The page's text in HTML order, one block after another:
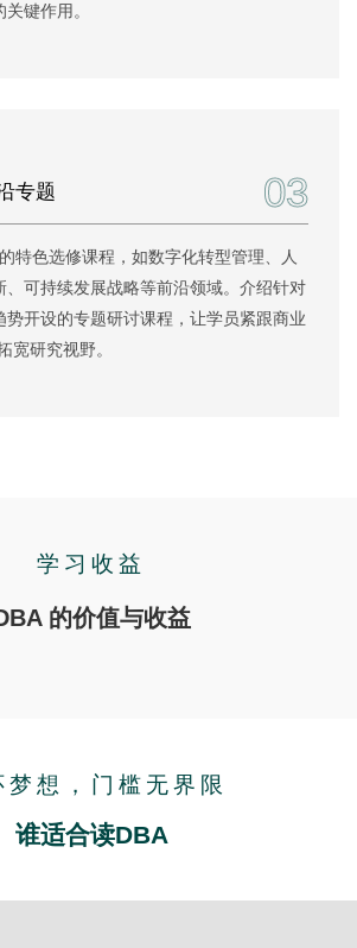
键作用。
专题 03
、可持续发展战略等前沿领域。介绍针对
势开设的专题研讨课程，让学员紧跟商业
宽研究视野。
学习收益
的价值与收益
梦想，门槛无界限
谁适合读DBA